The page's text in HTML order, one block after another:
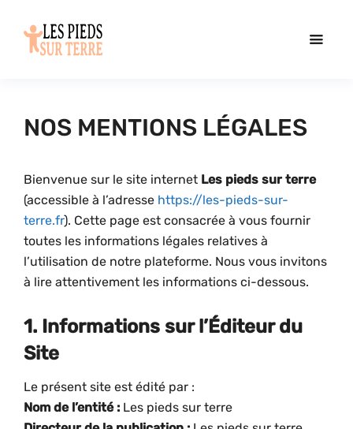
NOS MENTIONS LÉGALES
Bienvenue sur le site internet Les pieds sur terre
(accessible à l’adresse https://les-pieds-sur-
terre.fr). Cette page est consacrée à vous fournir
toutes les informations légales relatives à
l’utilisation de notre plateforme. Nous vous invitons
à lire attentivement les informations ci-dessous.
1. Informations sur l’Éditeur du
Site
Le présent site est édité par :
Nom de l’entité : Les pieds sur terre